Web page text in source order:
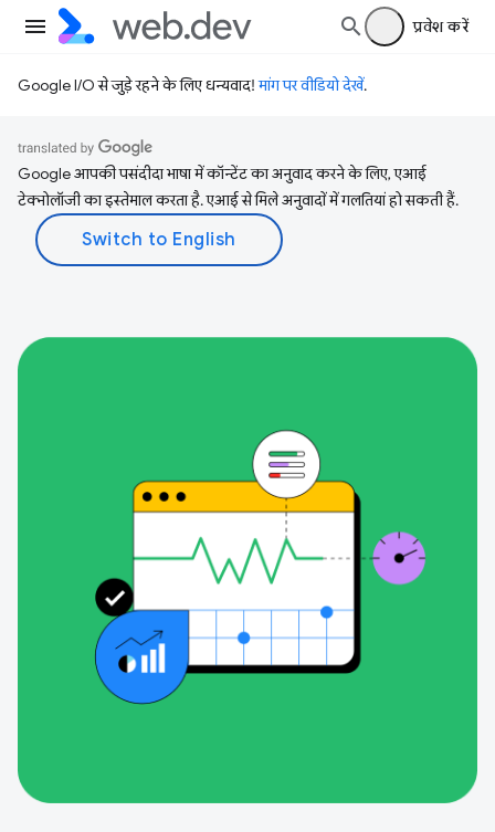
प्रवेश करें
Google I/O से जुड़े रहने के लिए धन्यवाद!मांग पर वीडियो देखें.
Google आपकी पसंदीदा भाषा में कॉन्टेंट का अनुवाद करने के लिए, एआई
टेक्नोलॉजी का इस्तेमाल करता है. एआई से मिले अनुवादों में गलतियां हो सकती हैं.